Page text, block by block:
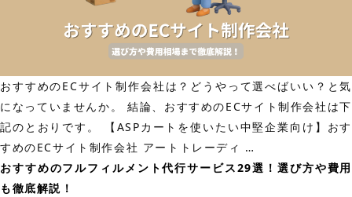
サ
ー
ビ
30
選！
選
び
方
おすすめのECサイト制作会社は？どうやって選べばいい？と気
になっていませんか。 結論、おすすめのECサイト制作会社は下
記のとおりです。 【ASPカートを使いたい中堅企業向け】おす
すめのECサイト制作会社 アートトレーディ …
す
おすすめのフルフィルメント代行サービス29選！選び方や費用
も徹底解説！